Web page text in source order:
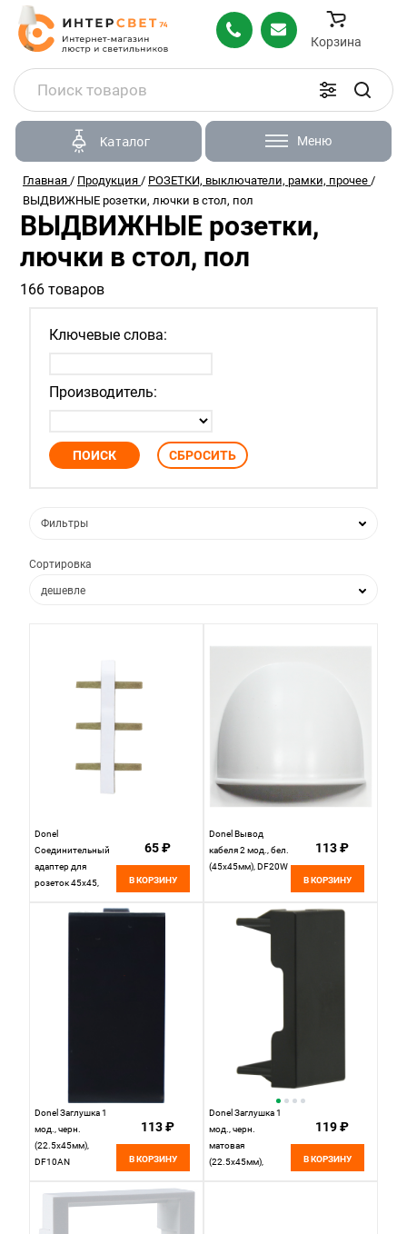
Корзина
Каталог Меню
Главная / Продукция / РОЗЕТКИ, выключатели, рамки, прочее /
ВЫДВИЖНЫЕ розетки, лючки в стол, пол
ВЫДВИЖНЫЕ розетки,
лючки в стол, пол
166 товаров
Ключевые слова:
Производитель:
Фильтры
Сортировка
дешевле
по новизне
Donel
Соединительный
адаптер для
розеток 45х45,
65 ₽
В КОРЗИНУ
Donel Вывод
кабеля 2 мод., бел.
(45х45мм), DF20W
113 ₽
В КОРЗИНУ
Donel Заглушка 1
мод., черн.
(22.5х45мм),
DF10AN
113 ₽
В КОРЗИНУ
Donel Заглушка 1
мод., черн.
матовая
(22.5х45мм),
119 ₽
В КОРЗИНУ